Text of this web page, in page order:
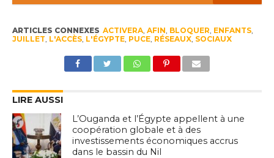
ARTICLES CONNEXES ACTIVERA, AFIN BLOQUER ENFANTS,
JUILLET L'ACCÈS, L'ÉGYPTE, PUCE, RÉSEAUX, SOCIAUX
LIRE AUSSI
L’Ouganda et l’Égypte appellent à une
coopération globale et à des
investissements économiques accrus
dans le bassin du Nil